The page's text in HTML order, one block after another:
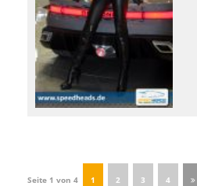
Seite 1 von 4 1 2 3 4